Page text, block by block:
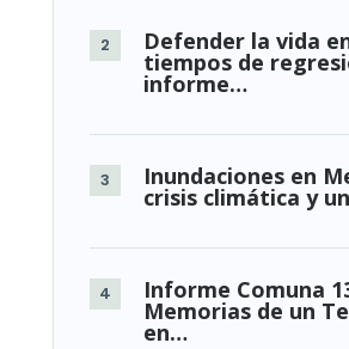
Defender la vida
tiempos de
informe…
Inundaciones en
crisis climática y
Informe Comuna
Memorias de un
en…